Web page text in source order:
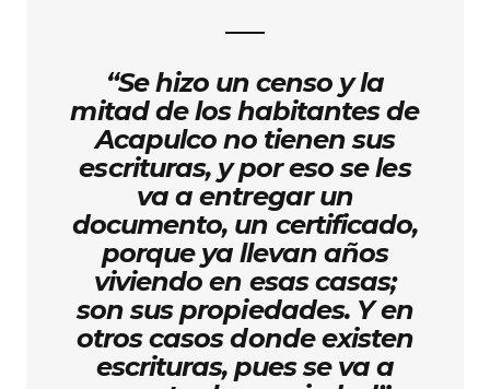
“Se hizo un censo y la
mitad de los habitantes de
Acapulco no tienen sus
escrituras, y por eso se les
va a entregar un
documento, un certificado,
porque ya llevan años
viviendo en esas casas;
son sus propiedades. Y en
otros casos donde existen
escrituras, pues se va a